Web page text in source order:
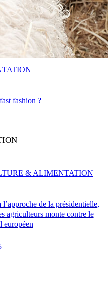
fashion ?
l’approche de la présidentielle,
agriculteurs monte contre le
européen
& ALIMENTATION